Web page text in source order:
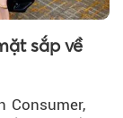
sắp về
Consumer,